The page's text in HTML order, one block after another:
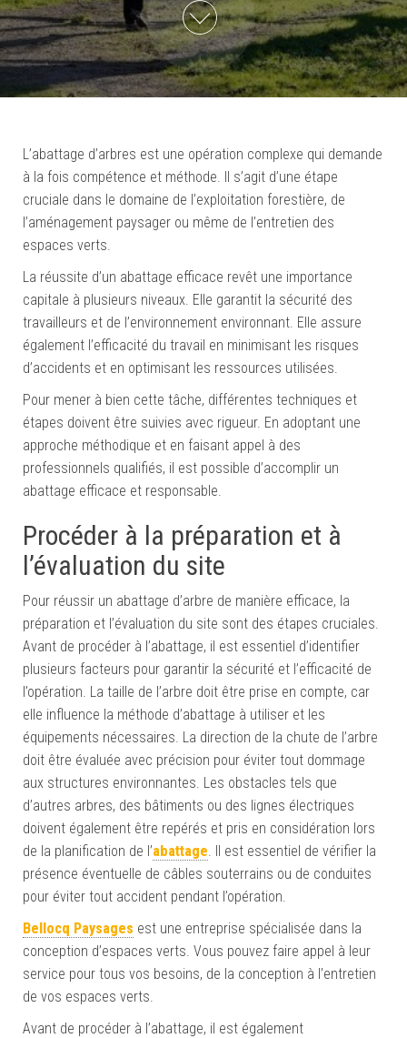
L’abattage d’arbres est une opération complexe qui demande
à la fois compétence et méthode. Il s’agit d’une étape
cruciale dans le domaine de l’exploitation forestière, de
l’aménagement paysager ou même de l’entretien des
espaces verts.
La réussite d’un abattage efficace revêt une importance
capitale à plusieurs niveaux. Elle garantit la sécurité des
travailleurs et de l’environnement environnant. Elle assure
également l’efficacité du travail en minimisant les risques
d’accidents et en optimisant les ressources utilisées.
Pour mener à bien cette tâche, différentes techniques et
étapes doivent être suivies avec rigueur. En adoptant une
approche méthodique et en faisant appel à des
professionnels qualifiés, il est possible d’accomplir un
abattage efficace et responsable.
Procéder à la préparation et à
l’évaluation du site
Pour réussir un abattage d’arbre de manière efficace, la
préparation et l’évaluation du site sont des étapes cruciales.
Avant de procéder à l’abattage, il est essentiel d’identifier
plusieurs facteurs pour garantir la sécurité et l’efficacité de
l’opération. La taille de l’arbre doit être prise en compte, car
elle influence la méthode d’abattage à utiliser et les
équipements nécessaires. La direction de la chute de l’arbre
doit être évaluée avec précision pour éviter tout dommage
aux structures environnantes. Les obstacles tels que
d’autres arbres, des bâtiments ou des lignes électriques
doivent également être repérés et pris en considération lors
de la planification de l’abattage. Il est essentiel de vérifier la
présence éventuelle de câbles souterrains ou de conduites
pour éviter tout accident pendant l’opération.
Bellocq Paysages est une entreprise spécialisée dans la
conception d’espaces verts. Vous pouvez faire appel à leur
service pour tous vos besoins, de la conception à l’entretien
de vos espaces verts.
Avant de procéder à l’abattage, il est également